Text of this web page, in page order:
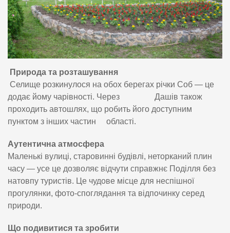
Природа та розташування
Селище розкинулося на обох берегах річки Соб — це
додає йому чарівності. Через Дашів також
проходить автошлях, що робить його доступним
пунктом з інших частин області.
Аутентична атмосфера
Маленькі вулиці, старовинні будівлі, неторканий плин
часу — усе це дозволяє відчути справжнє Поділля без
натовпу туристів. Це чудове місце для неспішної
прогулянки, фото-споглядання та відпочинку серед
природи.
Що подивитися та зробити